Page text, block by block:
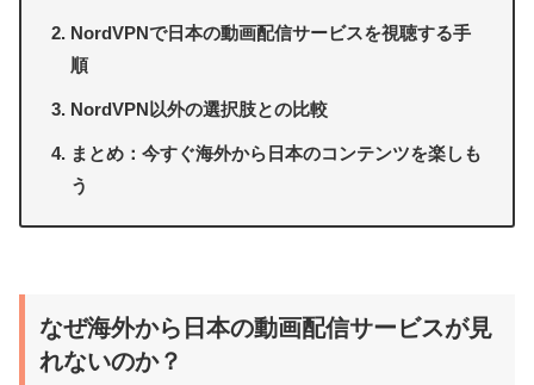
NordVPNで日本の動画配信サービスを視聴する手
順
NordVPN以外の選択肢との比較
まとめ：今すぐ海外から日本のコンテンツを楽しも
う
なぜ海外から日本の動画配信サービスが見
れないのか？